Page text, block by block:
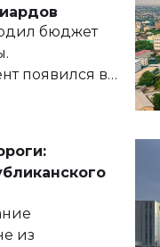
бюджет
появился в
актов и на
из